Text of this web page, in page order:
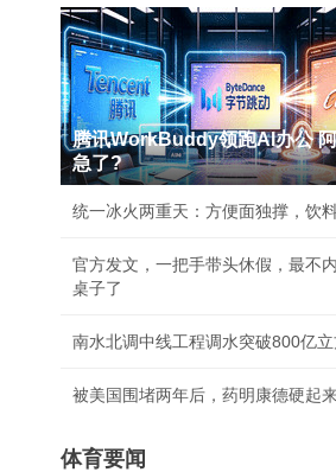
腾讯WorkBuddy领跑AI办公
急了?
统一冰火两重天：方便面独撑，饮
官方发文，一把手带头休假，最不
桌子了
南水北调中线工程调水突破800亿
被美国围堵两年后，药明康德硬起
体育要闻